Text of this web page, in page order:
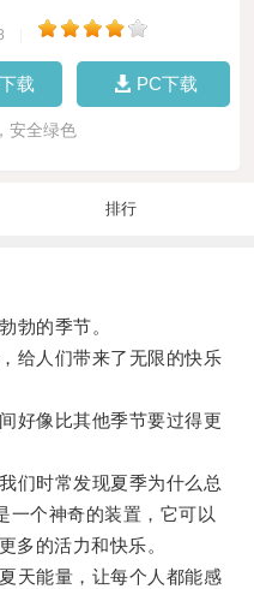
载 PC下载
安全绿色
排行
的季节。
人们带来了无限的快乐
像比其他季节要过得更
时常发现夏季为什么总
一个神奇的装置，它可以
多的活力和快乐。
能量，让每个人都能感